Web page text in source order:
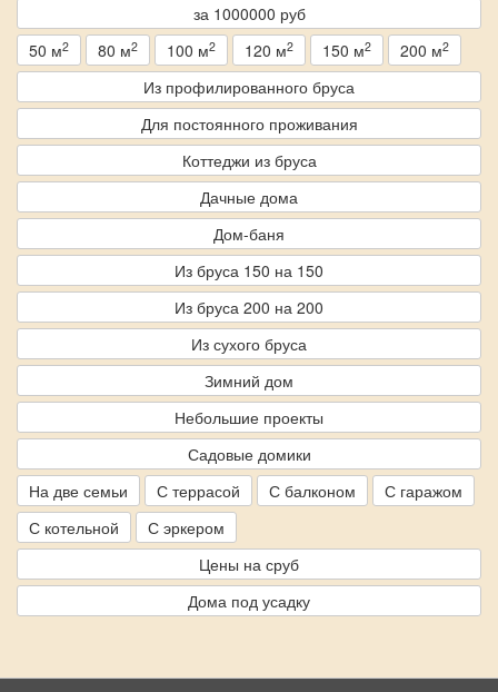
за 1000000 руб
50 м2 80 м2 100 м2 120 м2 150 м2 200 м2
Из профилированного бруса
Для постоянного проживания
Коттеджи из бруса
Дачные дома
Дом-баня
Из бруса 150 на 150
Из бруса 200 на 200
Из сухого бруса
Зимний дом
Небольшие проекты
Садовые домики
На две семьи
С террасой С балконом
С гаражом
С котельной
С эркером
Цены на сруб
Дома под усадку